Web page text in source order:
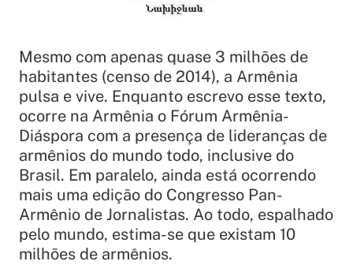
Mesmo com apenas quase 3 milhões de
habitantes (censo de 2014), a Armênia
pulsa e vive. Enquanto escrevo esse texto,
ocorre na Armênia o Fórum Armênia-
Diáspora com a presença de lideranças de
armênios do mundo todo, inclusive do
Brasil. Em paralelo, ainda está ocorrendo
mais uma edição do Congresso Pan-
Armênio de Jornalistas. Ao todo, espalhado
pelo mundo, estima-se que existam 10
milhões de armênios.